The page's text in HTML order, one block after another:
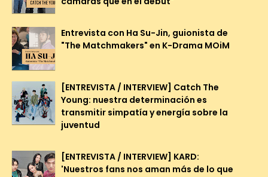
Entrevista con Ha Su-Jin, guionista de
"The Matchmakers" en K-Drama MOiM
[ENTREVISTA / INTERVIEW] Catch The
Young: nuestra determinación es
transmitir simpatía y energía sobre la
juventud
[ENTREVISTA / INTERVIEW] KARD:
'Nuestros fans nos aman más de lo que